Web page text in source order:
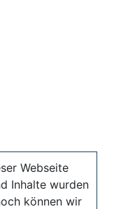
Webseite
Inhalte wurden
können wir